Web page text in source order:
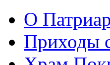
О
Приходы